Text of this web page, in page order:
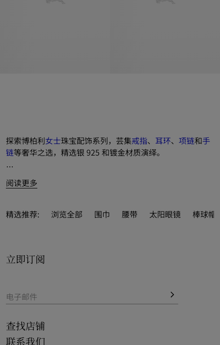
探索博柏利女士珠宝配饰系列，芸集戒指、 耳环、 项链和手
链等奢华之选，精选银 925 和镀金材质演绎。
显随性英伦优雅。
亦可作为精美礼品，尊享免费礼品包装服务，以点睛之笔升
阅读更多
精选推荐: 浏览全部 围巾 腰带 太阳眼镜 棒球帽
立即订阅
电子邮件
查找店铺
联系我们